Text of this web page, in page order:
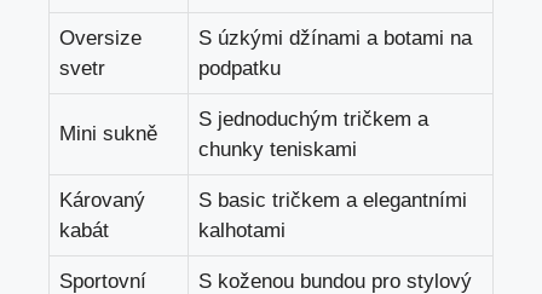
Oversize
svetr
S úzkými džínami a botami na
podpatku
Mini sukně
S jednoduchým tričkem a
chunky teniskami
Károvaný
kabát
S basic tričkem a elegantními
kalhotami
Sportovní
S koženou bundou pro stylový